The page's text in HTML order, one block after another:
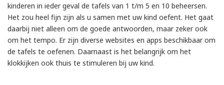
kinderen in ieder geval de tafels van 1 t/m 5 en 10 beheersen.
Het zou heel fijn zijn als u samen met uw kind oefent. Het gaat
daarbij niet alleen om de goede antwoorden, maar zeker ook
om het tempo. Er zijn diverse websites en apps beschikbaar om
de tafels te oefenen. Daarnaast is het belangrijk om het
klokkijken ook thuis te stimuleren bij uw kind.